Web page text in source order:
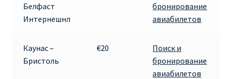
Белфаст
Интернешнл
бронирование
авиабилетов
Каунас –
Бристоль
€20
Поиск и
бронирование
авиабилетов